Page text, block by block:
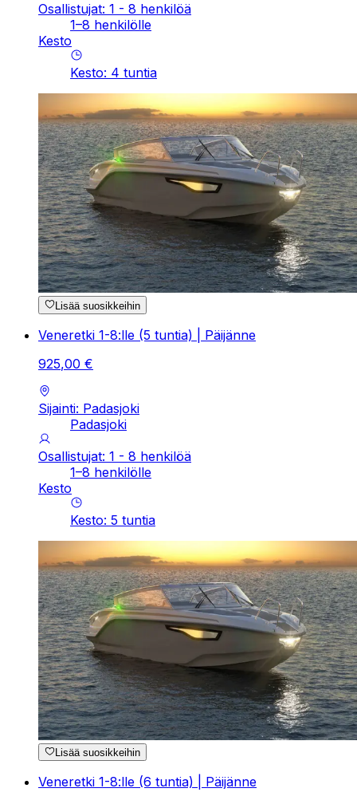
Osallistujat: 1 - 8 henkilöä
1–8 henkilölle
Kesto
Kesto: 4 tuntia
Lisää suosikkeihin
Veneretki 1-8:lle (5 tuntia) | Päijänne
925,00 €
Sijainti: Padasjoki
Padasjoki
Osallistujat: 1 - 8 henkilöä
1–8 henkilölle
Kesto
Kesto: 5 tuntia
Lisää suosikkeihin
Veneretki 1-8:lle (6 tuntia) | Päijänne